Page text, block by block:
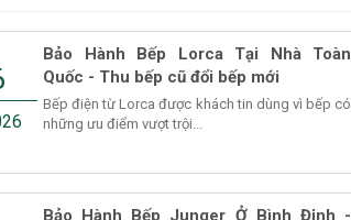
Bảo Hành Bếp Lorca Tại Nhà Toàn
Quốc - Thu bếp cũ đổi bếp mới
Bếp điện từ Lorca được khách tin dùng vì bếp có
những ưu điểm vượt trội...
Bảo Hành Bếp Junger Ở Bình Định -